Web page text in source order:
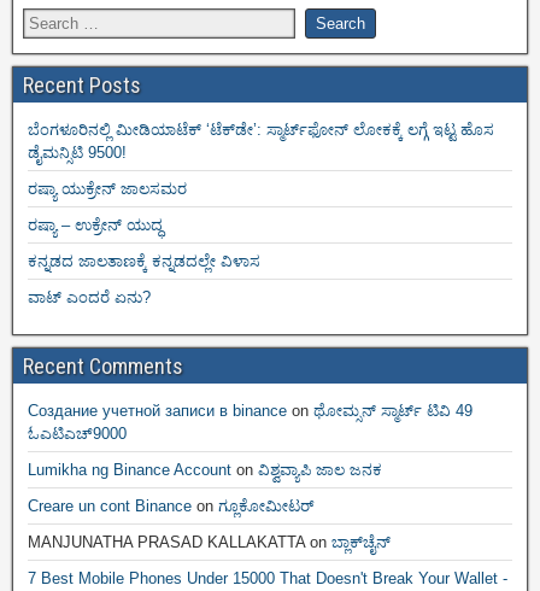
Recent Posts
ಬೆಂಗಳೂರಿನಲ್ಲಿ ಮೀಡಿಯಾಟೆಕ್‌ ‘ಟೆಕ್‌ಡೇ’: ಸ್ಮಾರ್ಟ್‌ಫೋನ್ ಲೋಕಕ್ಕೆ ಲಗ್ಗೆ ಇಟ್ಟ ಹೊಸ
ಡೈಮನ್ಸಿಟಿ 9500!
ರಷ್ಯಾ ಯುಕ್ರೇನ್ ಜಾಲಸಮರ
ರಷ್ಯಾ – ಉಕ್ರೇನ್ ಯುದ್ಧ
ಕನ್ನಡದ ಜಾಲತಾಣಕ್ಕೆ ಕನ್ನಡದಲ್ಲೇ ವಿಳಾಸ
ವಾಟ್ ಎಂದರೆ ಏನು?
Recent Comments
Создание учетной записи в binance on ಥೋಮ್ಸನ್ ಸ್ಮಾರ್ಟ್‌ ಟಿವಿ 49
ಓಎಟಿಎಚ್9000
Lumikha ng Binance Account on ವಿಶ್ವವ್ಯಾಪಿ ಜಾಲ ಜನಕ
Creare un cont Binance on ಗ್ಲೂಕೋಮೀಟರ್
MANJUNATHA PRASAD KALLAKATTAon ಬ್ಲಾಕ್‌ಚೈನ್‌
7 Best Mobile Phones Under 15000 That Doesn't Break Your Wallet -